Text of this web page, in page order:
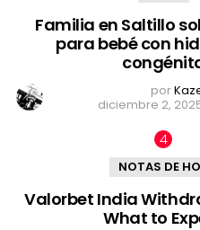
Familia en Saltillo
para bebé con
por
diciembre 2,
NOTAS DE
Valorbet India
What to